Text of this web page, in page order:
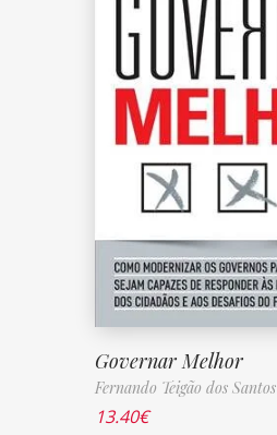
Governar Melhor
Fernando Teigão dos Santos
13.40€